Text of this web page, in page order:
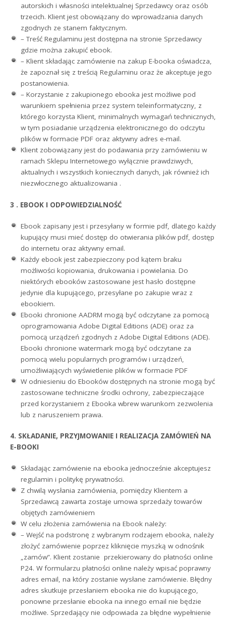
autorskich i własności intelektualnej Sprzedawcy oraz osób
trzecich. Klient jest obowiązany do wprowadzania danych
zgodnych ze stanem faktycznym.
– Treść Regulaminu jest dostępna na stronie Sprzedawcy
gdzie można zakupić ebook.
– Klient składając zamówienie na zakup E-booka oświadcza,
że zapoznał się z treścią Regulaminu oraz że akceptuje jego
postanowienia.
– Korzystanie z zakupionego ebooka jest możliwe pod
warunkiem spełnienia przez system teleinformatyczny, z
którego korzysta Klient, minimalnych wymagań technicznych,
w tym posiadanie urządzenia elektronicznego do odczytu
plików w formacie PDF oraz aktywny adres e-mail.
Klient zobowiązany jest do podawania przy zamówieniu w
ramach Sklepu Internetowego wyłącznie prawdziwych,
aktualnych i wszystkich koniecznych danych, jak również ich
niezwłocznego aktualizowania .
3 . EBOOK I ODPOWIEDZIALNOŚĆ
Ebook zapisany jest i przesyłany w formie pdf, dlatego każdy
kupujący musi mieć dostęp do otwierania plików pdf, dostęp
do internetu oraz aktywny email.
Każdy ebook jest zabezpieczony pod kątem braku
możliwości kopiowania, drukowania i powielania. Do
niektórych ebooków zastosowane jest hasło dostępne
jedynie dla kupującego, przesyłane po zakupie wraz z
ebookiem.
Ebooki chronione AADRM mogą być odczytane za pomocą
oprogramowania Adobe Digital Editions (ADE) oraz za
pomocą urządzeń zgodnych z Adobe Digital Editions (ADE).
Ebooki chronione watermark mogą być odczytane za
pomocą wielu popularnych programów i urządzeń,
umożliwiających wyświetlenie plików w formacie PDF
W odniesieniu do Ebooków dostępnych na stronie mogą być
zastosowane techniczne środki ochrony, zabezpieczające
przed korzystaniem z Ebooka wbrew warunkom zezwolenia
lub z naruszeniem prawa.
4. SKŁADANIE, PRZYJMOWANIE I REALIZACJA ZAMÓWIEŃ NA
E-BOOKI
Składając zamówienie na ebooka jednocześnie akceptujesz
regulamin i politykę prywatności.
Z chwilą wysłania zamówienia, pomiędzy Klientem a
Sprzedawcą zawarta zostaje umowa sprzedaży towarów
objętych zamówieniem
W celu złożenia zamówienia na Ebook należy:
– Wejść na podstronę z wybranym rodzajem ebooka, należy
złożyć zamówienie poprzez kliknięcie myszką w odnośnik
„zamów”. Klient zostanie przekierowany do płatności online
P24. W formularzu płatności online należy wpisać poprawny
adres email, na który zostanie wysłane zamówienie. Błędny
adres skutkuje przesłaniem ebooka nie do kupującego,
ponowne przesłanie ebooka na innego email nie będzie
możliwe. Sprzedający nie odpowiada za błędne wypełnienie